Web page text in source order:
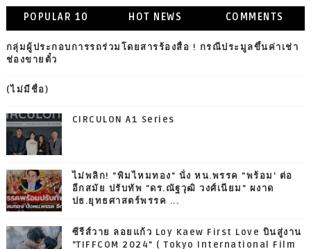
POPULAR 10 HOT NEWS COMMENTS
กลุ่มผู้ประกอบการรถร่วมโดยสารร้องสื่อ ! กรณีประมูลขึ้นค่าเช่า
ช่องขายตั๋ว
(ไม่มีชื่อ)
CIRCULON A1 Series
ไม่พลิก! "พิมไหมทอง" นั่ง หน.พรรค "พร้อม' ต่อ
อีกสมัย ปรับทัพ "ดร.ณัฐวุฒิ วงศ์เนียม" ผงาด
ปธ.ยุทธศาสตร์พรรค ...
ซีรีส์วาย ลอยแก้ว Loy Kaew First Love บินสู่งาน
"TIFFCOM 2024" ( Tokyo International Film